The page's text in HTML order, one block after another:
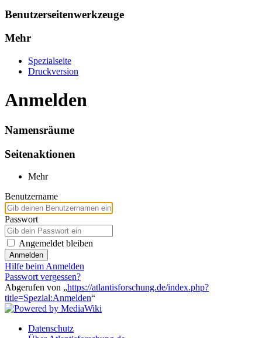
Benutzerseitenwerkzeuge
Mehr
Spezialseite
Druckversion
Anmelden
Namensräume
Seitenaktionen
Mehr
Benutzername
Passwort
Angemeldet bleiben
Anmelden
Hilfe beim Anmelden
Passwort vergessen?
Abgerufen von „https://atlantisforschung.de/index.php?
title=Spezial:Anmelden“
Datenschutz